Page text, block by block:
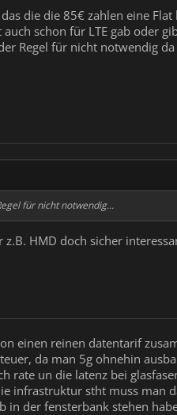
die die 85€ zahlen eine
schon für LTE gab oder
Regel für nicht notwendig
für nicht notwendig...
HMD doch sicher
einen reinen datentarif
da man 5g ohnehin
rate un die latenz bei
infrastruktur stht muss man
in der fensterbank stehen